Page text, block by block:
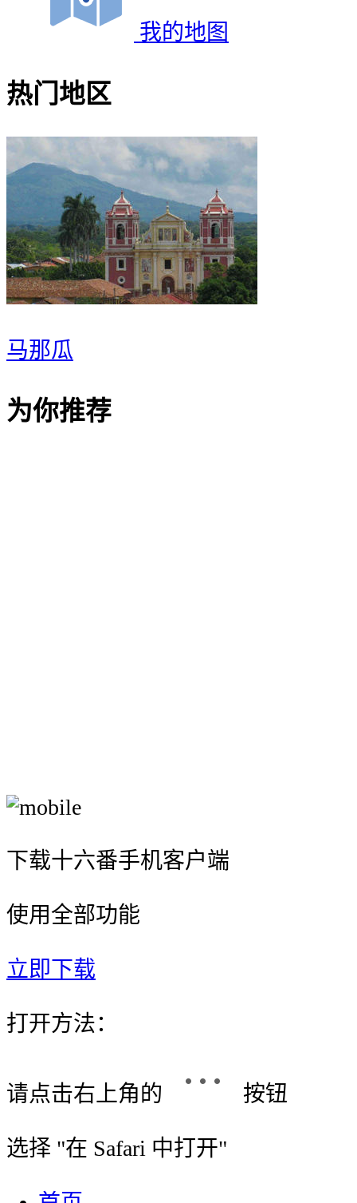
我的地图
热门地区
马那瓜
为你推荐
下载十六番手机客户端
使用全部功能
立即下载
打开方法：
请点击右上角的 按钮
选择 "在 Safari 中打开"